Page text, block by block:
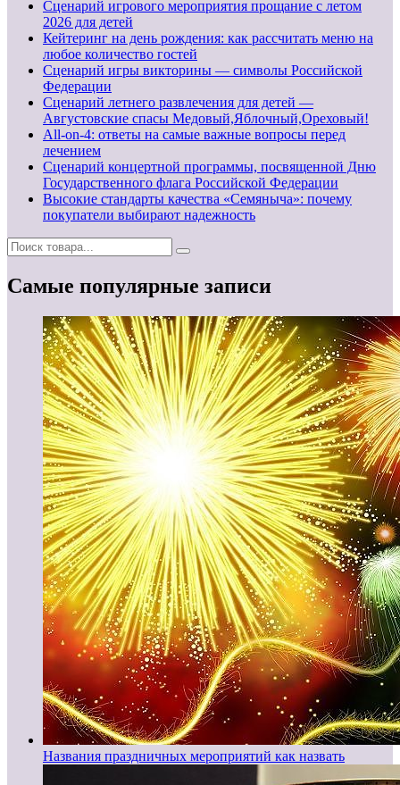
Сценарий игрового мероприятия прощание с летом
2026 для детей
Кейтеринг на день рождения: как рассчитать меню на
любое количество гостей
Сценарий игры викторины — символы Российской
Федерации
Сценарий летнего развлечения для детей —
Августовские спасы Медовый,Яблочный,Ореховый!
All-on-4: ответы на самые важные вопросы перед
лечением
Сценарий концертной программы, посвященной Дню
Государственного флага Российской Федерации
Высокие стандарты качества «Семяныча»: почему
покупатели выбирают надежность
Самые популярные записи
Названия праздничных мероприятий как назвать